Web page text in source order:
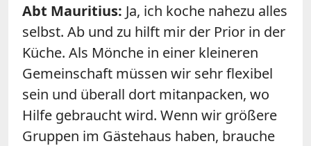
Abt Mauritius: Ja, ich koche nahezu alles
selbst. Ab und zu hilft mir der Prior in der
Küche. Als Mönche in einer kleineren
Gemeinschaft müssen wir sehr flexibel
sein und überall dort mitanpacken, wo
Hilfe gebraucht wird. Wenn wir größere
Gruppen im Gästehaus haben, brauche